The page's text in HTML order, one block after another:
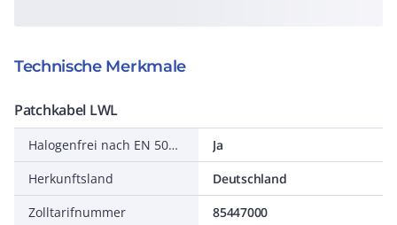
Technische Merkmale
Patchkabel LWL
Halogenfrei nach EN 50267-2-3
Ja
Herkunftsland
Deutschland
Zolltarifnummer
85447000